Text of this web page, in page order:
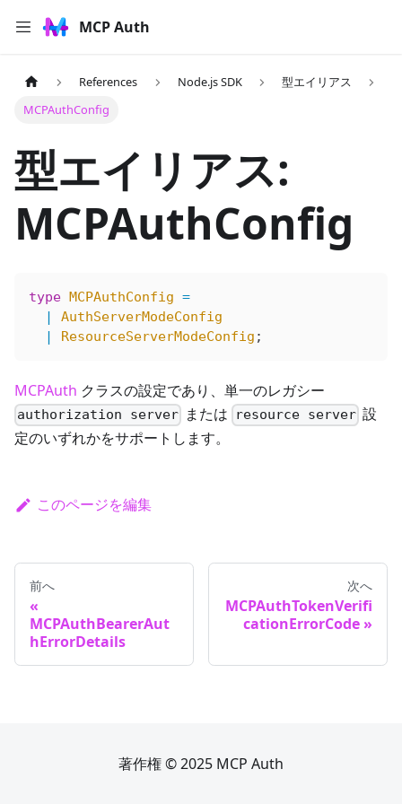
MCP Auth
References Node.js SDK
型エイリアス
MCPAuthConfig
型エイリアス:
MCPAuthConfig
type MCPAuthConfig =
  |
AuthServerModeConfig
  |
ResourceServerModeConfig ;
MCPAuth クラスの設定であり、単一のレガシー
authorization server または resource server 設
定のいずれかをサポートします。
このページを編集
前へ
MCPAuthBearerAut
hErrorDetails
次へ
MCPAuthTokenVerifi
cationErrorCode
著作権 © 2025 MCP Auth